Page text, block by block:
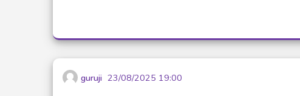
guruji 23/08/2025 19:00